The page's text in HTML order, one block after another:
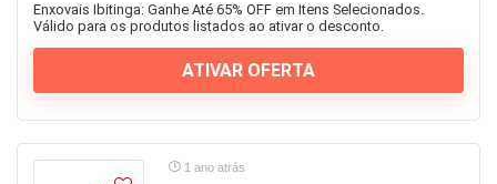
Enxovais Ibitinga: Ganhe Até 65% OFF em Itens Selecionados.
Válido para os produtos listados ao ativar o desconto.
ATIVAR OFERTA
1 ano atrás